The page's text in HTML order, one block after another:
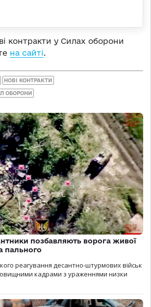
контракти у Силах оборони
на сайті.
НОВІ КОНТРАКТИ
ОБОРОНИ
позбавляють ворога живої
пального
реагування десантно-штурмових військ
кадрами з ураженнями низки